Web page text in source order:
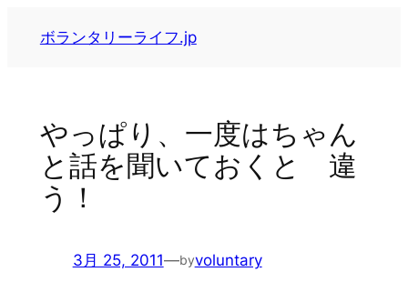
ボランタリーライフ.jp
やっぱり、一度はちゃん
と話を聞いておくと 違
う！
3月 25, 2011—byvoluntary